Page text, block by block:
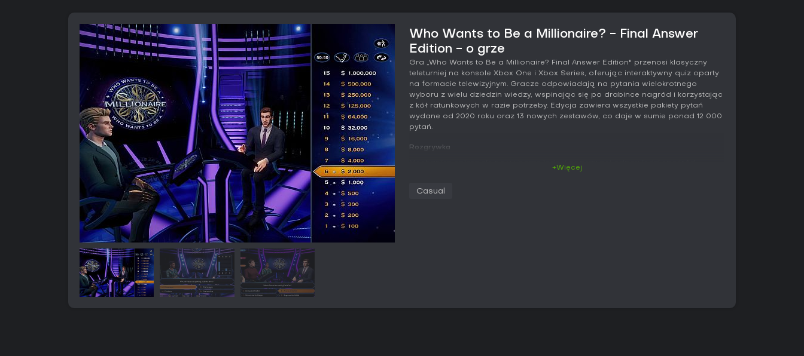
Who Wants to Be a Millionaire? - Final Answer
Edition - o grze
Gra „Who Wants to Be a Millionaire? Final Answer Edition" przenosi klasyczny
teleturniej na konsole Xbox One i Xbox Series, oferując interaktywny quiz oparty
na formacie telewizyjnym. Gracze odpowiadają na pytania wielokrotnego
wyboru z wielu dziedzin wiedzy, wspinając się po drabince nagród i korzystając
z kół ratunkowych w razie potrzeby. Edycja zawiera wszystkie pakiety pytań
wydane od 2020 roku oraz 13 nowych zestawów, co daje w sumie ponad 12 000
pytań.
Rozgrywka
czterech opcji. Standardowa runda składa się z 15 pytań o rosnącym poziomie
natomiast błąd kończy rundę. Dostępne pozostają kółka ratunkowe, które
+Więcej
Casual